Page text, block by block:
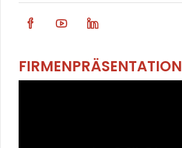
FIRMENPRÄSENTATION